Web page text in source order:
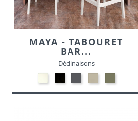
MAYA - TABOURET
BAR...
Déclinaisons
-
Blanc
-
Noir
-
Gris
-
Taupe
-
Vert